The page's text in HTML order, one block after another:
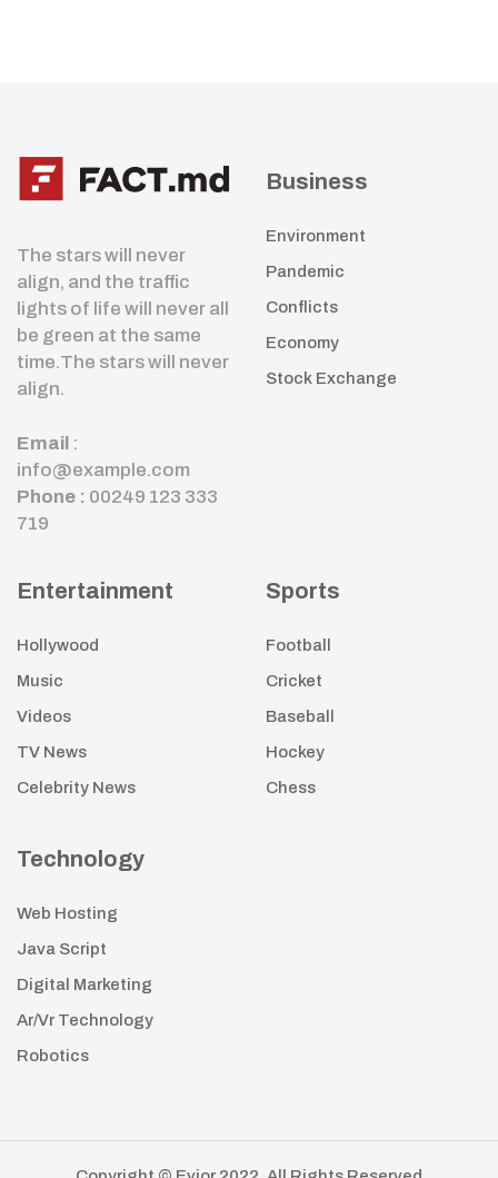
The stars will never
align, and the traffic
lights of life will never all
be green at the same
time.The stars will never
align.
Email :
info@example.com
Phone : 00249 123 333
719
Business
Environment
Pandemic
Conflicts
Economy
Stock Exchange
Entertainment
Hollywood
Music
Videos
TV News
Celebrity News
Sports
Football
Cricket
Baseball
Hockey
Chess
Technology
Web Hosting
Java Script
Digital Marketing
Ar/Vr Technology
Robotics